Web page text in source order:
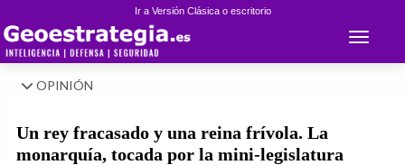
Ir a Versión Clásica o escritorio
Toggle
OPINIÓN
Un rey fracasado y una reina frívola. La
monarquía, tocada por la mini-legislatura